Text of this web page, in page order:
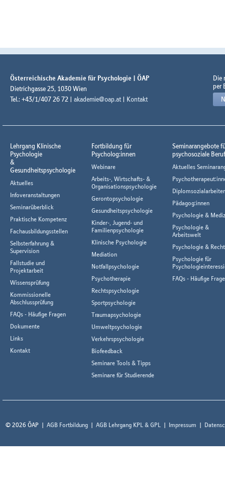
Österreichische Akademie für Psychologie | ÖAP
Dietrichgasse 25, 1030 Wien
Tel.: +43/1/407 26 72 | akademie@oap.at | Kontakt
Die
per
Lehrgang Klinische
Psychologie
&
Gesundheitspsychologie
Aktuelles
Infoveranstaltungen
Seminarüberblick
Praktische Kompetenz
Fachausbildungsstellen
Selbsterfahrung &
Supervision
Fallstudie und
Projektarbeit
Wissensprüfung
Kommissionelle
Abschlussprüfung
FAQs - Häufige Fragen
Dokumente
Links
Kontakt
Fortbildung für
Psycholog:innen
Webinare
Arbeits-, Wirtschafts- &
Organisationspsychologie
Gerontopsychologie
Gesundheitspsychologie
Kinder-, Jugend- und
Familienpsychologie
Klinische Psychologie
Mediation
Notfallpsychologie
Psychotherapie
Rechtspsychologie
Sportpsychologie
Traumapsychologie
Umweltpsychologie
Verkehrspsychologie
Biofeedback
Seminare Tools & Tipps
Seminare für Studierende
Seminarangebote
psychosoziale
Aktuelles
Pädagog:innen
Psychologie &
Psychologie &
Arbeitswelt
Psychologie & Recht
Psychologie für
FAQs - Häufige
© 2026 ÖAP AGB Fortbildung AGB Lehrgang KPL & GPL Impressum